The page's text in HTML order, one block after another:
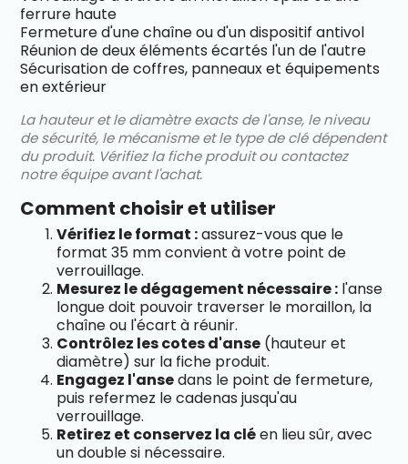
ferrure haute
Fermeture d'une chaîne ou d'un dispositif antivol
Réunion de deux éléments écartés l'un de l'autre
Sécurisation de coffres, panneaux et équipements
en extérieur
La hauteur et le diamètre exacts de l'anse, le niveau
de sécurité, le mécanisme et le type de clé dépendent
du produit. Vérifiez la fiche produit ou contactez
notre équipe avant l'achat.
Comment choisir et utiliser
Vérifiez le format :assurez-vous que le
format 35 mm convient à votre point de
verrouillage.
Mesurez le dégagement nécessaire : l'anse
longue doit pouvoir traverser le moraillon, la
chaîne ou l'écart à réunir.
Contrôlez les cotes d'anse (hauteur et
diamètre) sur la fiche produit.
Engagez l'ansedans le point de fermeture,
puis refermez le cadenas jusqu'au
verrouillage.
Retirez et conservez la cléen lieu sûr, avec
un double si nécessaire.